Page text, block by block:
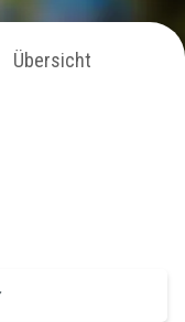
Übersicht